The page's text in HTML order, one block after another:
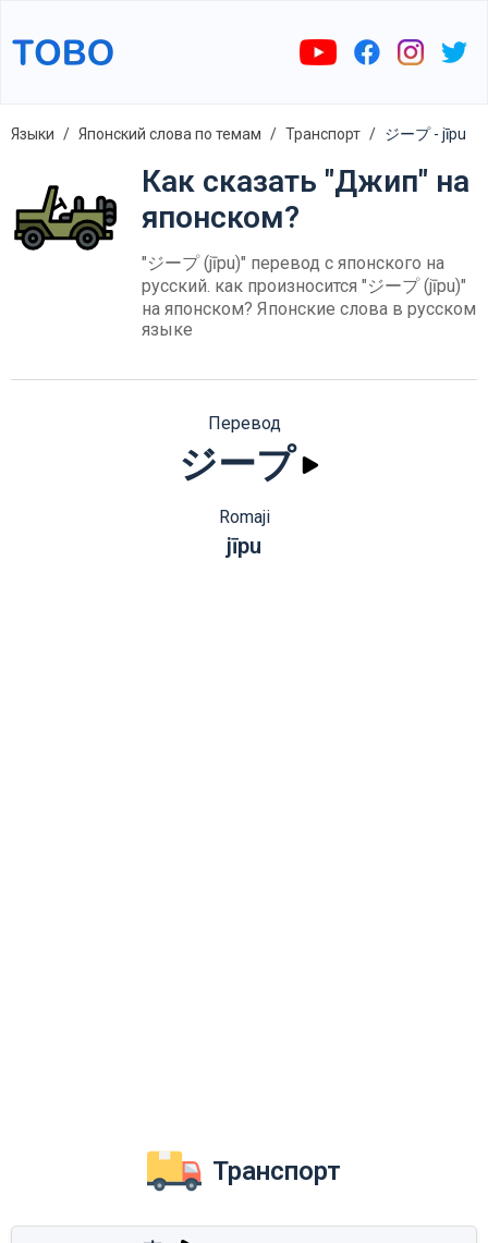
Языки Японский слова по темам Транспорт ジープ - jīpu
Как сказать "Джип" на
японском?
"ジープ (jīpu)" перевод с японского на
русский. как произносится "ジープ (jīpu)"
на японском? Японские слова в русском
языке
Перевод
ジープ
Romaji
jīpu
Транспорт